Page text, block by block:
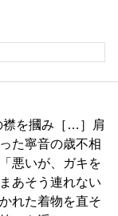
襟を摑み［…］肩
た寧音の歳不相
悪いが、ガキを
あそう連れない
れた着物を直そ